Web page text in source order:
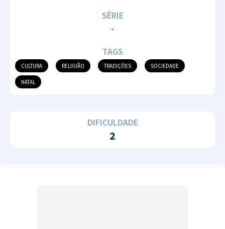
SÉRIE
-
TAGS
CULTURA RELIGIÃO TRADIÇÕES SOCIEDADE
NATAL
DIFICULDADE
2